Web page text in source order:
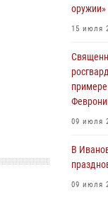
участие
02
В
оружии»
15 июля
09 июля
В
09 июля